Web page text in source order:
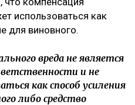
использоваться как
для виновного.
вреда не является
и не
как способ усиления
либо средство